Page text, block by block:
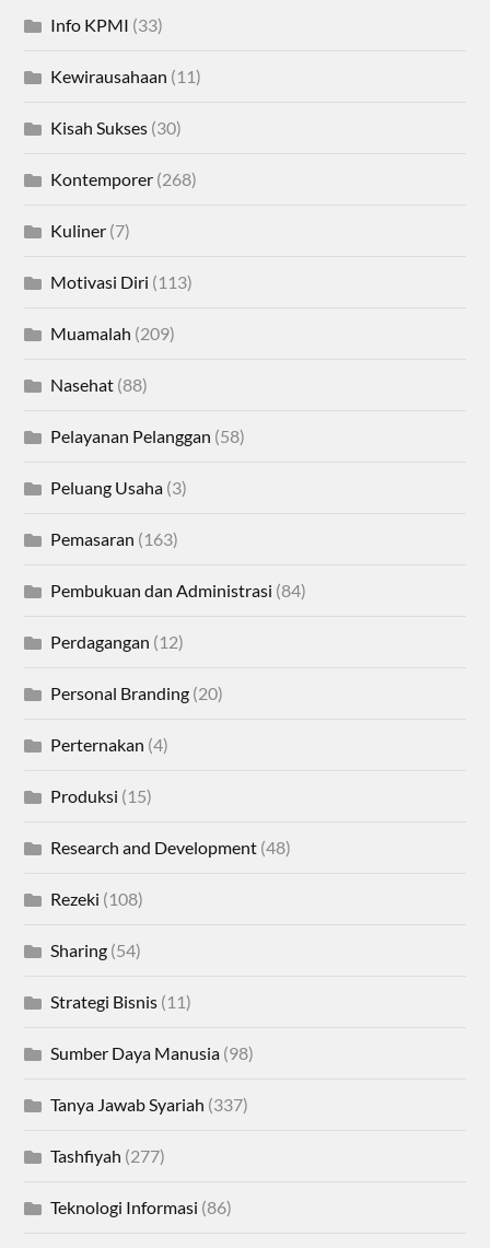
Info KPMI (33)
Kewirausahaan (11)
Kisah Sukses (30)
Kontemporer (268)
Kuliner (7)
Motivasi Diri (113)
Muamalah (209)
Nasehat (88)
Pelayanan Pelanggan (58)
Peluang Usaha (3)
Pemasaran (163)
Pembukuan dan Administrasi (84)
Perdagangan (12)
Personal Branding (20)
Perternakan (4)
Produksi (15)
Research and Development (48)
Rezeki (108)
Sharing (54)
Strategi Bisnis (11)
Sumber Daya Manusia (98)
Tanya Jawab Syariah (337)
Tashfiyah (277)
Teknologi Informasi (86)